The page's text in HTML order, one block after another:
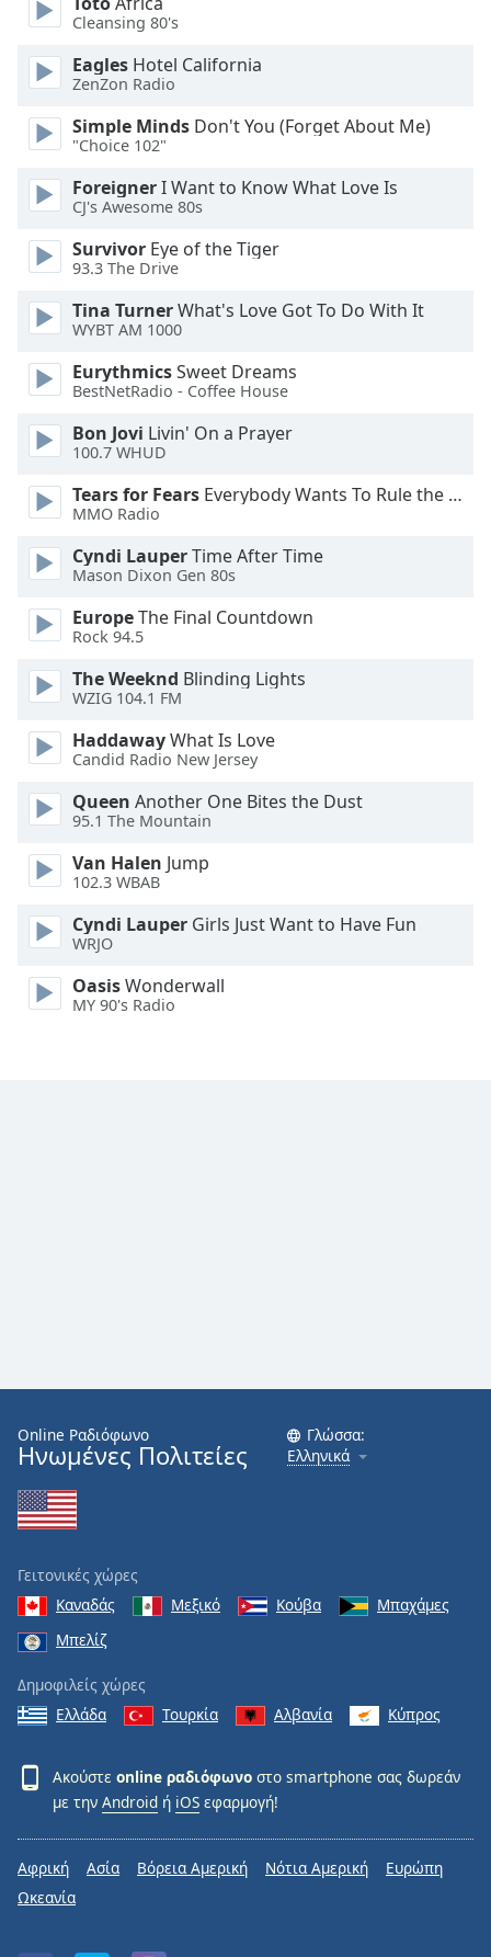
window.
Escape
cancel
close
window.
Color
Opacity
Background
Color
Opacity
Caption
Area
Color
Opacity
Font
Edge
Style
Font
Cleansing 80's
Eagles Hotel California
ZenZon Radio
Simple Minds Don't You (Forget About Me)
"Choice 102"
ForeignerI Want to Know What Love Is
CJ's Awesome 80s
Survivor Eye of the Tiger
93.3 The Drive
Tina TurnerWhat's Love Got To Do With It
WYBT AM 1000
EurythmicsSweet Dreams
BestNetRadio - Coffee House
Bon Jovi Livin' On a Prayer
100.7 WHUD
Tears for Fears Everybody Wants To Rule the World
MMO Radio
Cyndi LauperTime After Time
Mason Dixon Gen 80s
EuropeThe Final Countdown
Rock 94.5
The Weeknd Blinding Lights
WZIG 104.1 FM
HaddawayWhat Is Love
Candid Radio New Jersey
Queen Another One Bites the Dust
95.1 The Mountain
Van Halen Jump
102.3 WBAB
Cyndi Lauper Girls Just Want to Have Fun
WRJO
OasisWonderwall
MY 90's Radio
Online Ραδιόφωνο
Ηνωμένες Πολιτείες
Γλώσσα:
Ελληνικά
Γειτονικές χώρες
Καναδάς
Μεξικό Κούβα
Μπαχάμες
Μπελίζ
Δημοφιλείς χώρες
Ελλάδα
Τουρκία Αλβανία Κύπρος
Ακούστε online ραδιόφωνο στο smartphone σας δωρεάν
με την Android ή iOS εφαρμογή!
Αφρική Ασία Βόρεια Αμερική Νότια Αμερική
Ευρώπη
Ωκεανία